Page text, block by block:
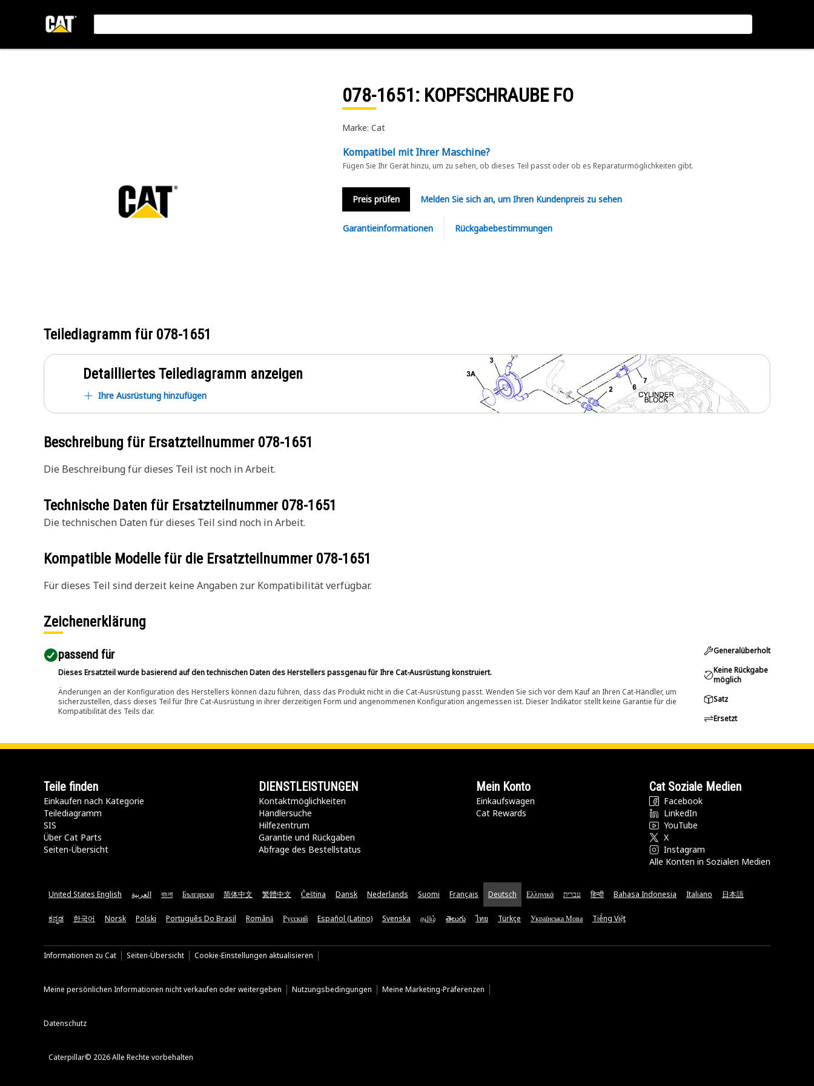
078-1651: KOPFSCHRAUBE FO
Marke: Cat
Kompatibel mit Ihrer Maschine?
Fügen Sie Ihr Gerät hinzu, um zu sehen, ob dieses Teil passt oder ob es Reparaturmöglichkeiten gibt.
Preis prüfen Melden Sie sich an, um Ihren Kundenpreis zu sehen
Garantieinformationen Rückgabebestimmungen
Teilediagramm für 078-1651
Detailliertes Teilediagramm anzeigen
Ihre Ausrüstung hinzufügen
Beschreibung für Ersatzteilnummer 078-1651
Die Beschreibung für dieses Teil ist noch in Arbeit.
Technische Daten für Ersatzteilnummer 078-1651
Die technischen Daten für dieses Teil sind noch in Arbeit.
Kompatible Modelle für die Ersatzteilnummer 078-1651
Für dieses Teil sind derzeit keine Angaben zur Kompatibilität verfügbar.
Zeichenerklärung
passend für​
Dieses Ersatzteil wurde basierend auf den technischen Daten des Herstellers passgenau für Ihre Cat-Ausrüstung konstruiert.
Änderungen an der Konfiguration des Herstellers können dazu führen, dass das Produkt nicht in die Cat-Ausrüstung passt. Wenden Sie sich vor dem Kauf an Ihren Cat-Händler, um
sicherzustellen, dass dieses Teil für Ihre Cat-Ausrüstung in ihrer derzeitigen Form und angenommenen Konfiguration angemessen ist. Dieser Indikator stellt keine Garantie für die
Kompatibilität des Teils dar.
Generalüberholt
Keine Rückgabe
möglich
Satz
Ersetzt
Teile finden
Einkaufen nach Kategorie
Teilediagramm
SIS
Über Cat Parts
Seiten-Übersicht
DIENSTLEISTUNGEN
Kontaktmöglichkeiten​
Händlersuche
Hilfezentrum
Garantie und Rückgaben
Abfrage des Bestellstatus
Mein Konto
Einkaufswagen
Cat Rewards
Cat Soziale Medien
Facebook
LinkedIn
YouTube
X
Instagram
Alle Konten in Sozialen Medien
United States English العربية বাংলা Български 简体中文 繁體中文 Čeština Dansk Nederlands Suomi Français Deutsch Ελληνικά עברית हिन्दी Bahasa Indonesia Italiano 日本語
ಕನ್ನಡ 한국어 Norsk Polski Português Do Brasil Română Русский Español (Latino) Svenska தமிழ் తెలుగు ไทย Türkçe Українська Мова Tiếng Việt
Informationen zu Cat Seiten-Übersicht Cookie-Einstellungen aktualisieren
Meine persönlichen Informationen nicht verkaufen oder weitergeben Nutzungsbedingungen Meine Marketing-Präferenzen
Datenschutz
Caterpillar© 2026 Alle Rechte vorbehalten